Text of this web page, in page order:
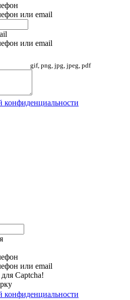
или email
или email
gif, png, jpg, jpeg, pdf
конфиденциальности
или email
Captcha!
конфиденциальности